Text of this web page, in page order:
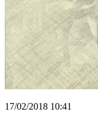
17/02/2018 10:41